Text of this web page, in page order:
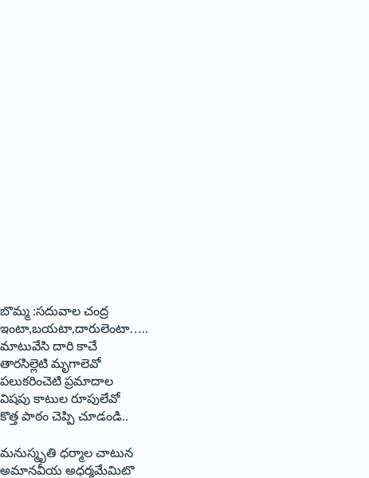
బొమ్మ :సదువాల చంద్ర
ఇంటా,బయటా,దారులెంటా…..
మాటువేసి దారి కాచే
తారసిల్లెటి మృగాలెవో
పలుకరించెటి ప్రమాదాల
విషపు కాటుల రూపులేవో
కొత్త పాఠం చెప్పి చూడండి..
మనుస్మృతి ధర్మాల చాటున
అమానవీయ అధర్మమేమిటొ